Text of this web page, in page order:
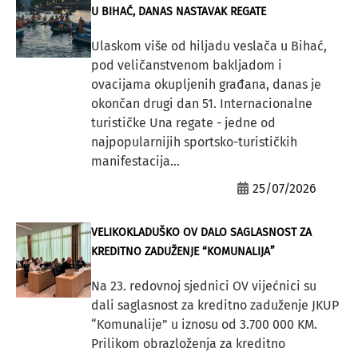
U BIHAĆ, DANAS NASTAVAK REGATE
Ulaskom više od hiljadu veslača u Bihać,
pod veličanstvenom bakljadom i
ovacijama okupljenih građana, danas je
okončan drugi dan 51. Internacionalne
turističke Una regate - jedne od
najpopularnijih sportsko-turističkih
manifestacija...
25/07/2026
VELIKOKLADUŠKO OV DALO SAGLASNOST ZA
KREDITNO ZADUŽENJE “KOMUNALIJA”
Na 23. redovnoj sjednici OV vijećnici su
dali saglasnost za kreditno zaduženje JKUP
“Komunalije” u iznosu od 3.700 000 KM.
Prilikom obrazloženja za kreditno